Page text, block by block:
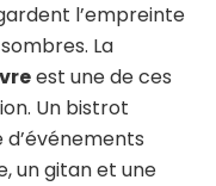
l’empreinte
La
est une de ces
Un bistrot
un gitan et une